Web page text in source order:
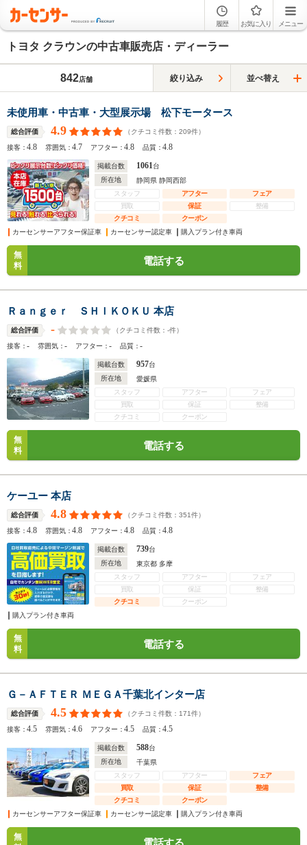
履歴 お気に入り メニュー
トヨタ クラウンの中古車販売店・ディーラー
842店舗 絞り込み 並べ替え
未使用車・中古車・大型展示場 松下モータース
総合評価 4.9 （クチコミ件数： 209件）
接客：4.8 雰囲気：4.7 アフター：4.8 品質：4.8
掲載台数 1061台
所在地
静岡県 静岡西部
スタッフ
アフター
フェア
買取
保証
整備
クチコミ
クーポン
カーセンサーアフター保証車
カーセンサー認定車 購入プラン付き車両
無
料
電話する
Ｒａｎｇｅｒ ＳＨＩＫＯＫＵ 本店
総合評価 - （クチコミ件数： -件）
接客：- 雰囲気：- アフター：- 品質：-
掲載台数 957台
所在地
愛媛県
スタッフ
アフター
フェア
買取
保証
整備
クチコミ
クーポン
無
料
電話する
ケーユー 本店
総合評価 4.8 （クチコミ件数： 351件）
接客：4.8 雰囲気：4.8 アフター：4.8 品質：4.8
掲載台数 739台
所在地
東京都 多摩
スタッフ
アフター
フェア
買取
保証
整備
クチコミ
クーポン
購入プラン付き車両
無
料
電話する
Ｇ－ＡＦＴＥＲ ＭＥＧＡ千葉北インター店
総合評価 4.5 （クチコミ件数： 171件）
接客：4.5 雰囲気：4.6 アフター：4.5 品質：4.5
掲載台数 588台
所在地
千葉県
スタッフ
アフター
フェア
買取
保証
整備
クチコミ
クーポン
カーセンサーアフター保証車
カーセンサー認定車 購入プラン付き車両
無
電話する